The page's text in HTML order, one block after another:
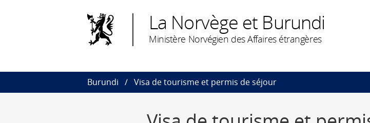
La Norvège et Burundi
Ministère Norvégien des Affaires étrangères
Burundi Visa de tourisme et permis de séjour